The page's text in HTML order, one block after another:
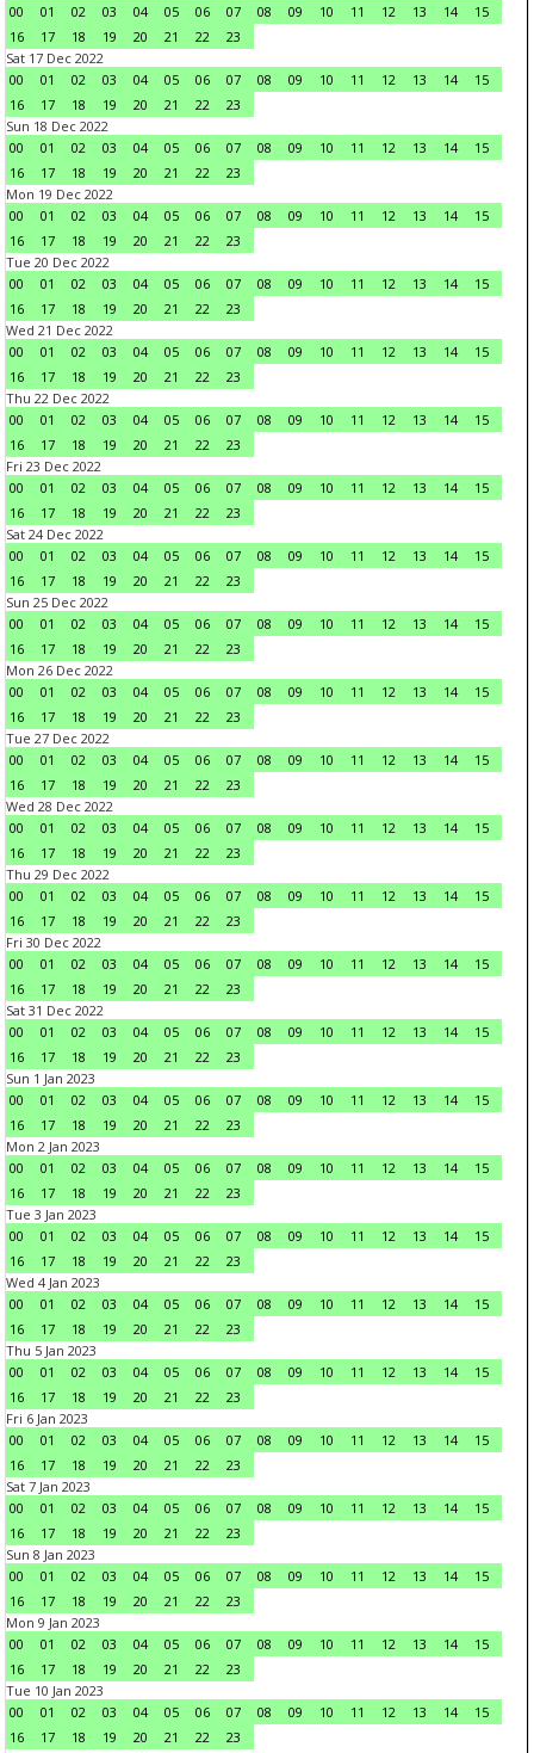
00
01 02 03 04 05 06 07 08 09 10 11 12 13 14
15
16
17 18 19 20 21 22
23
Sat 17 Dec 2022
00
01 02 03 04 05 06 07 08 09 10 11 12 13 14
15
16
17 18 19 20 21 22
23
Sun 18 Dec 2022
00
01 02 03 04 05 06 07 08 09 10 11 12 13 14
15
16
17 18 19 20 21 22
23
Mon 19 Dec 2022
00
01 02 03 04 05 06 07 08 09 10 11 12 13 14
15
16
17 18 19 20 21 22
23
Tue 20 Dec 2022
00
01 02 03 04 05 06 07 08 09 10 11 12 13 14
15
16
17 18 19 20 21 22
23
Wed 21 Dec 2022
00
01 02 03 04 05 06 07 08 09 10 11 12 13 14
15
16
17 18 19 20 21 22
23
Thu 22 Dec 2022
00
01 02 03 04 05 06 07 08 09 10 11 12 13 14
15
16
17 18 19 20 21 22
23
Fri 23 Dec 2022
00
01 02 03 04 05 06 07 08 09 10 11 12 13 14
15
16
17 18 19 20 21 22
23
Sat 24 Dec 2022
00
01 02 03 04 05 06 07 08 09 10 11 12 13 14
15
16
17 18 19 20 21 22
23
Sun 25 Dec 2022
00
01 02 03 04 05 06 07 08 09 10 11 12 13 14
15
16
17 18 19 20 21 22
23
Mon 26 Dec 2022
00
01 02 03 04 05 06 07 08 09 10 11 12 13 14
15
16
17 18 19 20 21 22
23
Tue 27 Dec 2022
00
01 02 03 04 05 06 07 08 09 10 11 12 13 14
15
16
17 18 19 20 21 22
23
Wed 28 Dec 2022
00
01 02 03 04 05 06 07 08 09 10 11 12 13 14
15
16
17 18 19 20 21 22
23
Thu 29 Dec 2022
00
01 02 03 04 05 06 07 08 09 10 11 12 13 14
15
16
17 18 19 20 21 22
23
Fri 30 Dec 2022
00
01 02 03 04 05 06 07 08 09 10 11 12 13 14
15
16
17 18 19 20 21 22
23
Sat 31 Dec 2022
00
01 02 03 04 05 06 07 08 09 10 11 12 13 14
15
16
17 18 19 20 21 22
23
Sun 1 Jan 2023
00
01 02 03 04 05 06 07 08 09 10 11 12 13 14
15
16
17 18 19 20 21 22
23
Mon 2 Jan 2023
00
01 02 03 04 05 06 07 08 09 10 11 12 13 14
15
16
17 18 19 20 21 22
23
Tue 3 Jan 2023
00
01 02 03 04 05 06 07 08 09 10 11 12 13 14
15
16
17 18 19 20 21 22
23
Wed 4 Jan 2023
00
01 02 03 04 05 06 07 08 09 10 11 12 13 14
15
16
17 18 19 20 21 22
23
Thu 5 Jan 2023
00
01 02 03 04 05 06 07 08 09 10 11 12 13 14
15
16
17 18 19 20 21 22
23
Fri 6 Jan 2023
00
01 02 03 04 05 06 07 08 09 10 11 12 13 14
15
16
17 18 19 20 21 22
23
Sat 7 Jan 2023
00
01 02 03 04 05 06 07 08 09 10 11 12 13 14
15
16
17 18 19 20 21 22
23
Sun 8 Jan 2023
00
01 02 03 04 05 06 07 08 09 10 11 12 13 14
15
16
17 18 19 20 21 22
23
Mon 9 Jan 2023
00
01 02 03 04 05 06 07 08 09 10 11 12 13 14
15
16
17 18 19 20 21 22
23
Tue 10 Jan 2023
00
01 02 03 04 05 06 07 08 09 10 11 12 13 14
15
16
17 18 19 20 21 22
23